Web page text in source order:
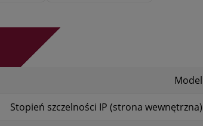
Model
Stopień szczelności IP (strona wewnętrzna)